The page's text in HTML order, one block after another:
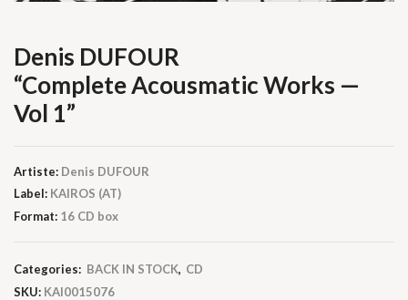
Denis DUFOUR
“Complete Acousmatic Works —
Vol 1”
Artiste: Denis DUFOUR
Label: KAIROS (AT)
Format: 16 CD box
Categories: BACK IN STOCK, CD
SKU: KAI0015076